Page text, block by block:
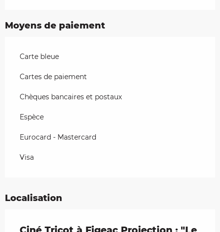
Moyens de paiement
Carte bleue
Cartes de paiement
Chèques bancaires et postaux
Espèce
Eurocard - Mastercard
Visa
Localisation